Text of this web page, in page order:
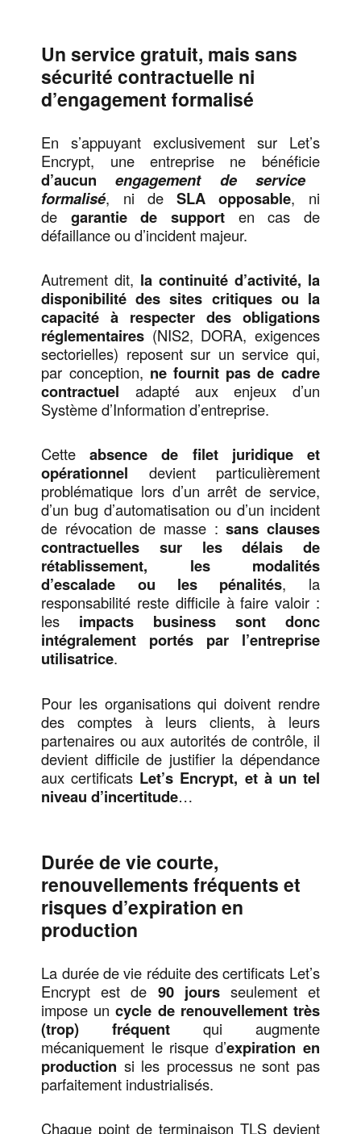
Un service gratuit, mais sans
sécurité contractuelle ni
d’engagement formalisé
En s’appuyant exclusivement sur Let’s
Encrypt, une entreprise ne bénéficie
d’aucunengagement de service
formalisé, ni deSLA opposable, ni
de garantie de support en cas de
défaillance ou d’incident majeur.
Autrement dit, la continuité d’activité, la
disponibilité des sites critiques ou la
capacité à respecter des obligations
réglementaires (NIS2, DORA, exigences
sectorielles) reposent sur un service qui,
par conception, ne fournit pas de cadre
contractuel adapté aux enjeux d’un
Système d’Information d’entreprise.
Cetteabsence de filet juridique et
opérationnel devient particulièrement
problématique lors d’un arrêt de service,
d’un bug d’automatisation ou d’un incident
de révocation de masse :sans clauses
contractuelles sur les délais de
rétablissement, les modalités
d’escalade ou les pénalités, la
responsabilité reste difficile à faire valoir :
les impacts business sont donc
intégralement portés par l’entreprise
utilisatrice.
Pour les organisations qui doivent rendre
des comptes à leurs clients, à leurs
partenaires ou aux autorités de contrôle, il
devient difficile de justifier la dépendance
aux certificats Let’s Encrypt, et à un tel
niveau d’incertitude…
Durée de vie courte,
renouvellements fréquents et
risques d’expiration en
production
La durée de vie réduite des certificats Let’s
Encrypt est de 90 joursseulement et
impose uncycle de renouvellement très
(trop) fréquent qui augmente
mécaniquement le risque d’expiration en
production si les processus ne sont pas
parfaitement industrialisés.
Chaque point de terminaison TLS devient